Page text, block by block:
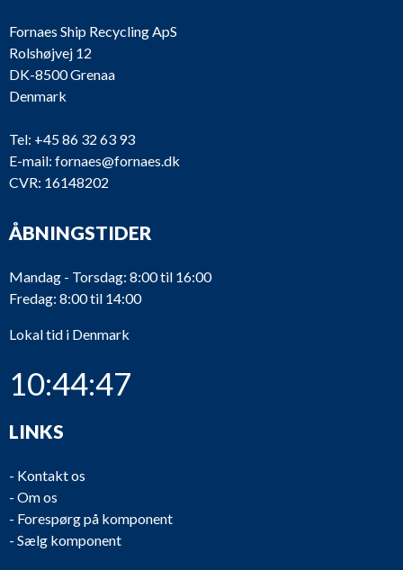
Fornaes Ship Recycling ApS
Rolshøjvej 12
DK-8500 Grenaa
Denmark
Tel: +45 86 32 63 93
E-mail: fornaes@fornaes.dk
CVR: 16148202
ÅBNINGSTIDER
Mandag - Torsdag: 8:00 til 16:00
Fredag: 8:00 til 14:00
Lokal tid i Denmark
10:44:47
LINKS
- Kontakt os
- Om os
- Forespørg på komponent
- Sælg komponent